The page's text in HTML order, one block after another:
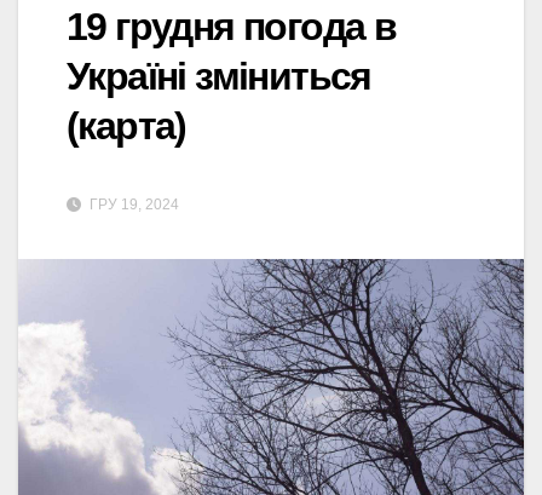
19 грудня погода в
Україні зміниться
(карта)
ГРУ 19, 2024